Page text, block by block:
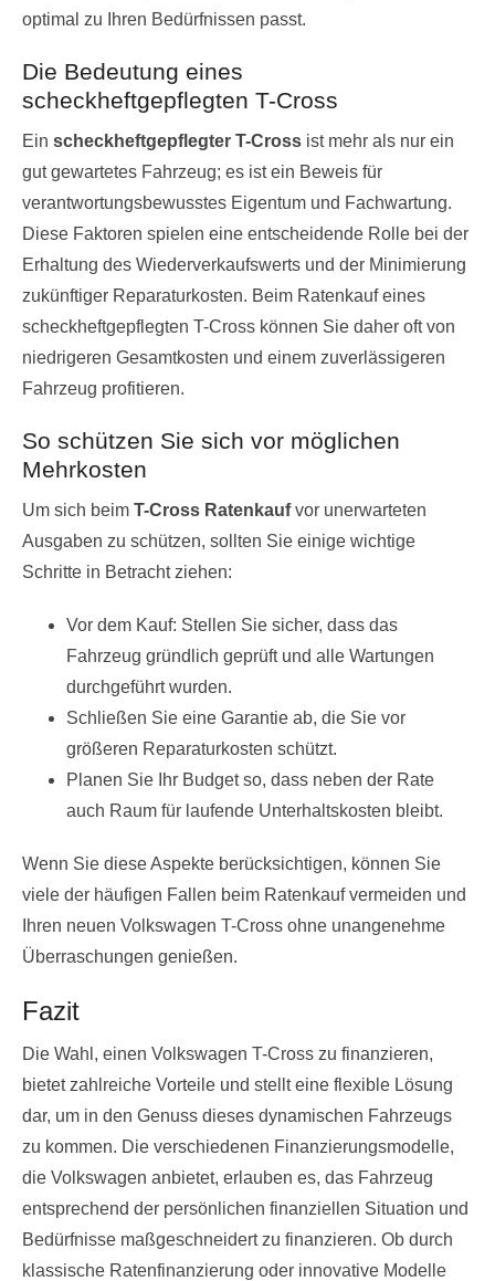
optimal zu Ihren Bedürfnissen passt.
Die Bedeutung eines
scheckheftgepflegten T-Cross
Ein scheckheftgepflegter T-Cross ist mehr als nur ein
gut gewartetes Fahrzeug; es ist ein Beweis für
verantwortungsbewusstes Eigentum und Fachwartung.
Diese Faktoren spielen eine entscheidende Rolle bei der
Erhaltung des Wiederverkaufswerts und der Minimierung
zukünftiger Reparaturkosten. Beim Ratenkauf eines
scheckheftgepflegten T-Cross können Sie daher oft von
niedrigeren Gesamtkosten und einem zuverlässigeren
Fahrzeug profitieren.
So schützen Sie sich vor möglichen
Mehrkosten
Um sich beim T-Cross Ratenkaufvor unerwarteten
Ausgaben zu schützen, sollten Sie einige wichtige
Schritte in Betracht ziehen:
Vor dem Kauf: Stellen Sie sicher, dass das
Fahrzeug gründlich geprüft und alle Wartungen
durchgeführt wurden.
Schließen Sie eine Garantie ab, die Sie vor
größeren Reparaturkosten schützt.
Planen Sie Ihr Budget so, dass neben der Rate
auch Raum für laufende Unterhaltskosten bleibt.
Wenn Sie diese Aspekte berücksichtigen, können Sie
viele der häufigen Fallen beim Ratenkauf vermeiden und
Ihren neuen Volkswagen T-Cross ohne unangenehme
Überraschungen genießen.
Fazit
Die Wahl, einen Volkswagen T-Cross zu finanzieren,
bietet zahlreiche Vorteile und stellt eine flexible Lösung
dar, um in den Genuss dieses dynamischen Fahrzeugs
zu kommen. Die verschiedenen Finanzierungsmodelle,
die Volkswagen anbietet, erlauben es, das Fahrzeug
entsprechend der persönlichen finanziellen Situation und
Bedürfnisse maßgeschneidert zu finanzieren. Ob durch
klassische Ratenfinanzierung oder innovative Modelle